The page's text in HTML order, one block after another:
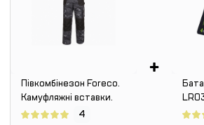
Півкомбінезон Foreco.
Камуфляжні вставки.
4
+